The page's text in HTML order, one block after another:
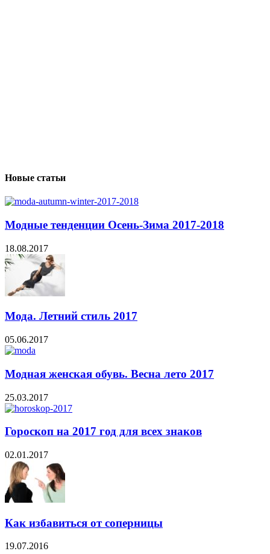
Новые статьи
Модные тенденции Осень-Зима 2017-2018
18.08.2017
Мода. Летний стиль 2017
05.06.2017
Модная женская обувь. Весна лето 2017
25.03.2017
Гороскоп на 2017 год для всех знаков
02.01.2017
Как избавиться от соперницы
19.07.2016